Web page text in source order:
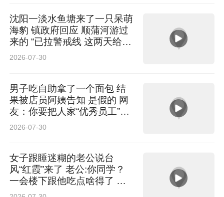
沈阳一淡水鱼塘来了一只呆萌
海豹 镇政府回应 顺蒲河游过
来的 “已拉警戒线 这两天给它
救出来”
2026-07-30
男子吃自助拿了一个面包 结
果被店员阿姨告知 是假的 网
友：你要把人家“优秀员工”拿
走啊
2026-07-30
女子跟睡迷糊的老公说台
风“红霞”来了 老公:你同学？
一会楼下跟他吃点啥得了 网
友：这名儿起的也太东北了